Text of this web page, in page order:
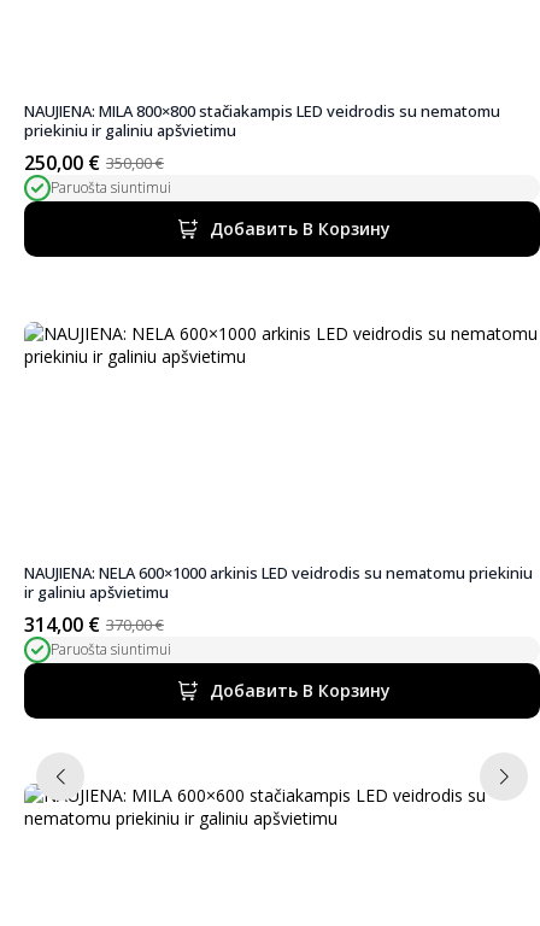
NAUJIENA: MILA 800×800 stačiakampis LED veidrodis su nematomu
priekiniu ir galiniu apšvietimu
350,00€
Первоначальная
цена
была:
350,00 €.
250,00 €
Текущая
цена:
250,00 €.
Paruošta siuntimui
Добавить В Корзину
NAUJIENA: NELA 600×1000 arkinis LED veidrodis su nematomu priekiniu
ir galiniu apšvietimu
370,00€
Первоначальная
цена
была:
370,00 €.
314,00 €
Текущая
цена:
314,00 €.
Paruošta siuntimui
Добавить В Корзину